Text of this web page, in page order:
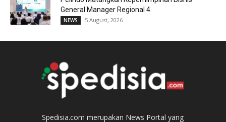
General Manager Regional 4
NEWS 5 August, 2026
Spedisia.com merupakan News Portal yang